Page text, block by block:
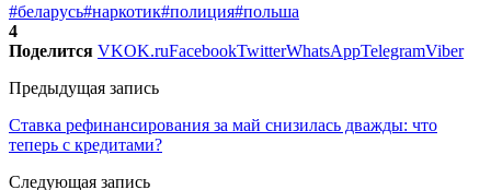
#беларусь#наркотик#полиция#польша
4
Поделится VKOK.ruFacebookTwitterWhatsAppTelegramViber
Предыдущая запись
Ставка рефинансирования за май снизилась дважды: что
теперь с кредитами?
Следующая запись